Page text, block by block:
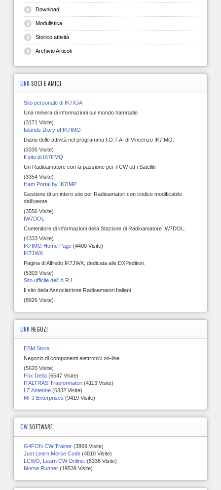
Download
Modulistica
Storico attività
Archivio Articoli
LINK SOCI E AMICI
Sito personale di IK7XJA
Una miniera di informazioni sul mondo hamradio
(3171 Visite)
Islands Diary of IK7IMO
Diario delle attività nel programma I.O.T.A. di Vincenzo IK7IMO.
(3335 Visite)
Il sito di IK7FMQ
Un Radioamatore con la passione per il CW ed i Satelliti
(3354 Visite)
Ham Portal by IK7IMP
Gestione di un intero sito per Radioamatori con codice modificabile
dall'utente.
(3556 Visite)
IW7DOL
Contenitore di informazioni della Stazione di Radioamatore IW7DOL.
(4333 Visite)
IK7IMO Home Page (4400 Visite)
IK7JWX
Pagina di Alfredo IK7JWX, dedicata alle DXPedition.
(5303 Visite)
Sito ufficile dell' A.R.I.
Il sito della Associazione Radioamatori Italiani
(8926 Visite)
LINK NEGOZI
EBM Store
Negozio di componenti elettronici on-line.
(5620 Visite)
Fox Delta (6547 Visite)
ITALTRAS Trasformatori (4113 Visite)
LZ Antenne (6832 Visite)
MFJ Enterprises (9419 Visite)
CWSOFTWARE
G4FON CW Trainer (3869 Visite)
Just Learn Morse Code (4810 Visite)
LCWO, Learn CW Online. (5336 Visite)
Morse Runner (19539 Visite)